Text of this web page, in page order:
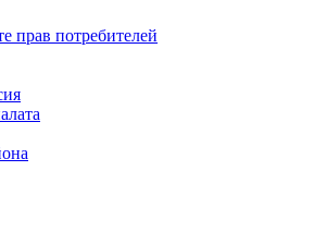
прав потребителей